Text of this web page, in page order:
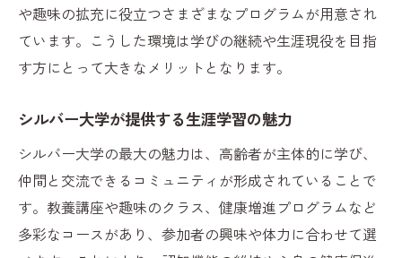
や趣味の拡充に役立つさまざまなプログラムが用意され
ています。こうした環境は学びの継続や生涯現役を目指
す方にとって大きなメリットとなります。
シルバー大学が提供する生涯学習の魅力
シルバー大学の最大の魅力は、高齢者が主体的に学び、
仲間と交流できるコミュニティが形成されていることで
す。教養講座や趣味のクラス、健康増進プログラムなど
多彩なコースがあり、参加者の興味や体力に合わせて選